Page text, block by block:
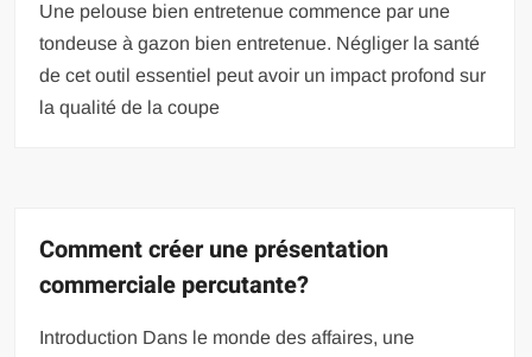
Une pelouse bien entretenue commence par une
tondeuse à gazon bien entretenue. Négliger la santé
de cet outil essentiel peut avoir un impact profond sur
la qualité de la coupe
Comment créer une présentation
commerciale percutante?
Introduction Dans le monde des affaires, une